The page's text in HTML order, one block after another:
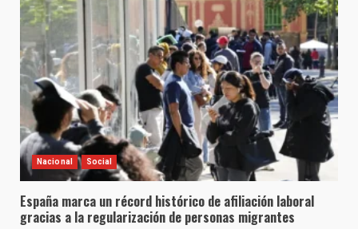
Nacional Social
España marca un récord histórico de afiliación laboral
gracias a la regularización de personas migrantes